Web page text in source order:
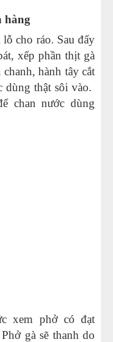
hàng
cho ráo. Sau đấy
xếp phần thịt gà
hành tây cắt
dùng thật sôi vào.
chan nước dùng
xem phở có đạt
gà sẽ thanh do